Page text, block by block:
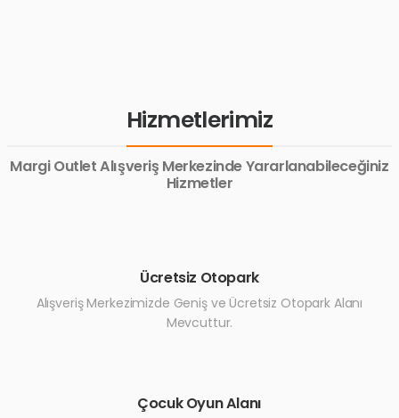
Hizmetlerimiz
Margi Outlet Alışveriş Merkezinde Yararlanabileceğiniz
Hizmetler
Ücretsiz Otopark
Alışveriş Merkezimizde Geniş ve Ücretsiz Otopark Alanı
Mevcuttur.
Çocuk Oyun Alanı